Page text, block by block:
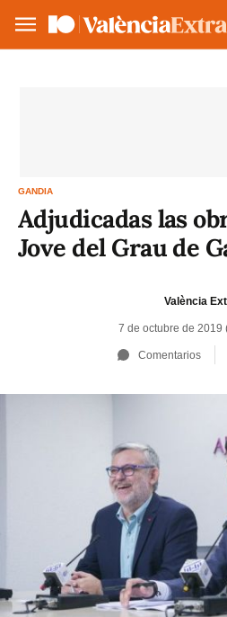
GANDIA
Adjudicadas las
Jove del Grau de
València
7 de octubre de 2019
Comentarios